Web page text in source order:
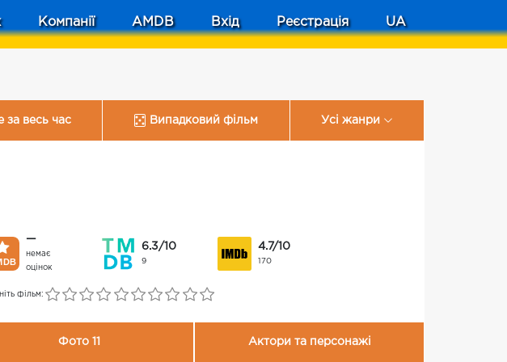
Компанії AMDB Вхід Реєстрація UA
за весь час Випадковий фільм Усі жанри
—
немає
оцінок
6.3/10
9
4.7/10
170
фільм:
Фото 11 Актори та персонажі